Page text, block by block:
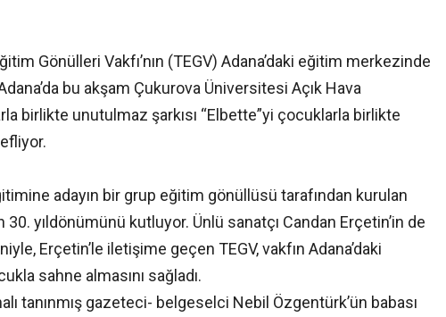
Gönülleri Vakfı’nın (TEGV) Adana’daki eğitim merkezinde
bu akşam Çukurova Üniversitesi Açık Hava
birlikte unutulmaz şarkısı “Elbette”yi çocuklarla birlikte
adayın bir grup eğitim gönüllüsü tarafından kurulan
yıldönümünü kutluyor. Ünlü sanatçı Candan Erçetin’in de
Erçetin’le iletişime geçen TEGV, vakfın Adana’daki
sahne almasını sağladı.
tanınmış gazeteci- belgeselci Nebil Özgentürk’ün babası